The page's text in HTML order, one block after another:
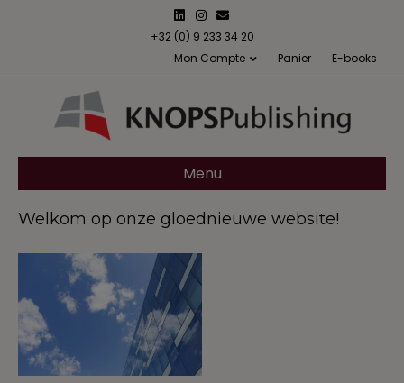
n
n
s
a
m
m
a
l
+32 (0) 9 233 34 20
Mon Compte
Panier E-books
Menu
Welkom op onze gloednieuwe website!